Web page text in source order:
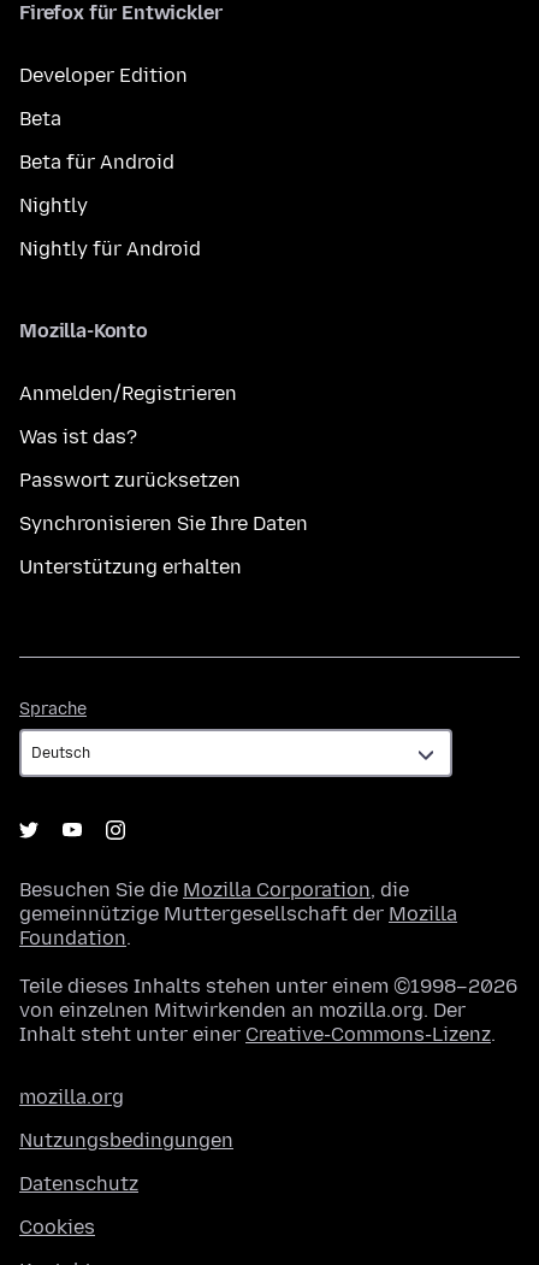
Firefox für Entwickler
Developer Edition
Beta
Beta für Android
Nightly
Nightly für Android
Mozilla-Konto
Anmelden/Registrieren
Was ist das?
Passwort zurücksetzen
Synchronisieren Sie Ihre Daten
Unterstützung erhalten
Sprache
Besuchen Sie die Mozilla Corporation, die
gemeinnützige Muttergesellschaft der Mozilla
Foundation.
Teile dieses Inhalts stehen unter einem ©1998–2026
von einzelnen Mitwirkenden an mozilla.org. Der
Inhalt steht unter einer Creative-Commons-Lizenz.
mozilla.org
Nutzungsbedingungen
Datenschutz
Cookies